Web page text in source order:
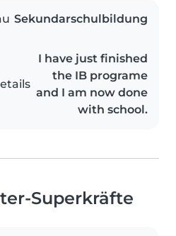
Sekundarschulbildung
I have just finished
the IB programe
and I am now done
with school.
Superkräfte